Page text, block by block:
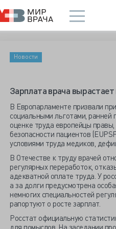
Новости
Зарплата врача
В Европарламенте призвали
социальными льготами, ранней
оценке труда европейцы
безопасности пациентов
условиями труда медиков,
В Отечестве к труду врачей
регулярных переработок,
адекватной оплате труда. У
а за долги предусмотрена
немногих специальностей
рапортуют о росте зарплат.
Росстат официальную
для помыслов. На заседании